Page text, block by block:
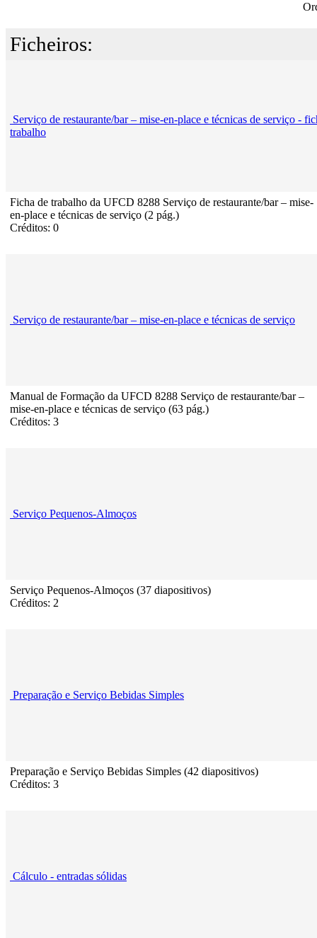
Ficheiros:
Serviço de restaurante/bar – mise-en-place e técnicas de serviço -
trabalho
Ficha de trabalho da UFCD 8288 Serviço de restaurante/bar – mise-
en-place e técnicas de serviço (2 pág.)
Créditos: 0
Serviço de restaurante/bar – mise-en-place e técnicas de serviço
Manual de Formação da UFCD 8288 Serviço de restaurante/bar –
mise-en-place e técnicas de serviço (63 pág.)
Créditos: 3
Serviço Pequenos-Almoços
Serviço Pequenos-Almoços (37 diapositivos)
Créditos: 2
Preparação e Serviço Bebidas Simples
Preparação e Serviço Bebidas Simples (42 diapositivos)
Créditos: 3
Cálculo - entradas sólidas